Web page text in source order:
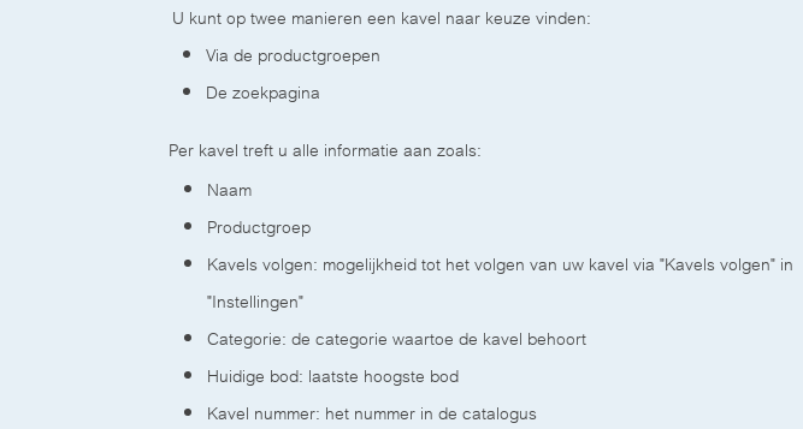
U kunt op twee manieren een kavel naar keuze vinden:
Via de productgroepen
De zoekpagina
Per kavel treft u alle informatie aan zoals:
Naam
Productgroep
Kavels volgen: mogelijkheid tot het volgen van uw kavel via "Kavels volgen" in
"Instellingen"
Categorie: de categorie waartoe de kavel behoort
Huidige bod: laatste hoogste bod
Kavel nummer: het nummer in de catalogus